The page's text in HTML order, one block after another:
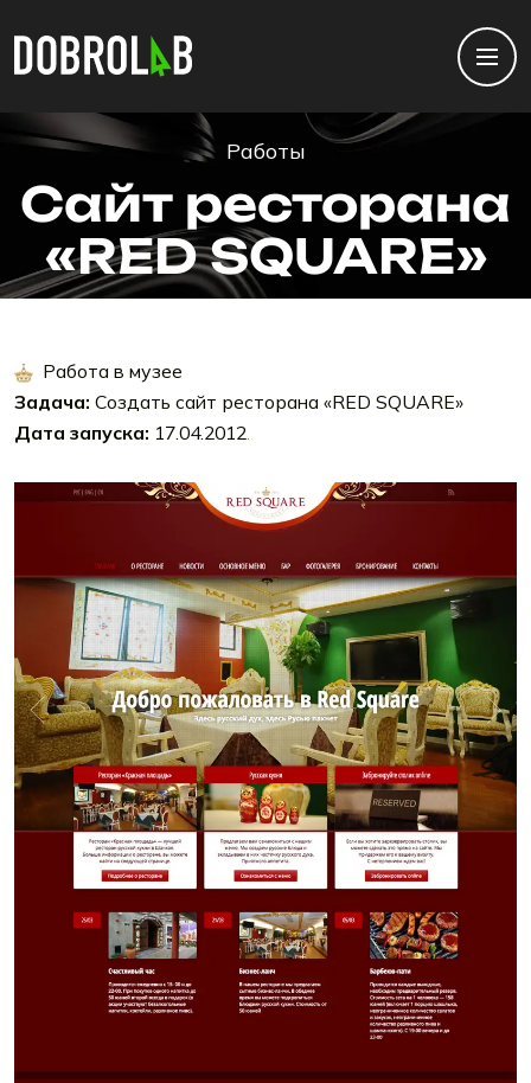
Работы
Сайт ресторана
«RED SQUARE»
Работа в музее
Задача: Создать сайт ресторана «RED SQUARE»
Дата запуска: 17.04.2012.